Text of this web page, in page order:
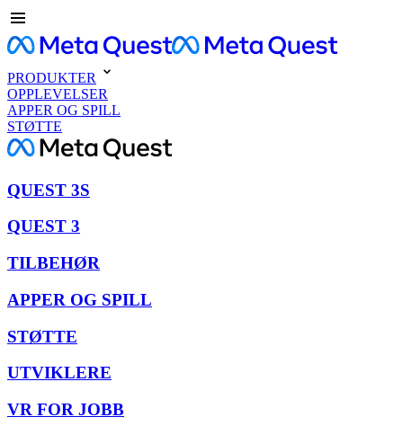
PRODUKTER
OPPLEVELSER
APPER OG SPILL
STØTTE
QUEST 3S
QUEST 3
TILBEHØR
APPER OG SPILL
STØTTE
UTVIKLERE
VR FOR JOBB